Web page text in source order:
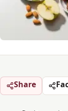
Share